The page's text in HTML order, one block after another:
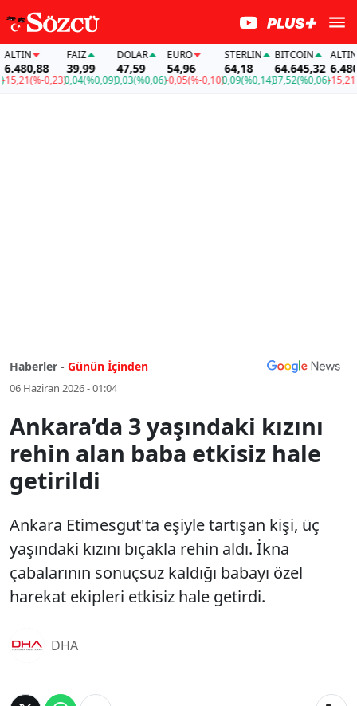
(%-0,23)
FAİZ
39,99
0,04(%0,09)
DOLAR
47,59
0,03(%0,06)
EURO
54,96
-0,05(%-0,10)
STERLIN
64,18
0,09(%0,14)
BITCOIN
64.645,32
37,52(%0,06)
ALTIN
-15,21
Haberler - Günün İçinden
06 Haziran 2026 - 01:04
Ankara’da 3 yaşındaki kızını
rehin alan baba etkisiz hale
getirildi
Ankara Etimesgut'ta eşiyle tartışan kişi, üç
yaşındaki kızını bıçakla rehin aldı. İkna
çabalarının sonuçsuz kaldığı babayı özel
harekat ekipleri etkisiz hale getirdi.
DHA